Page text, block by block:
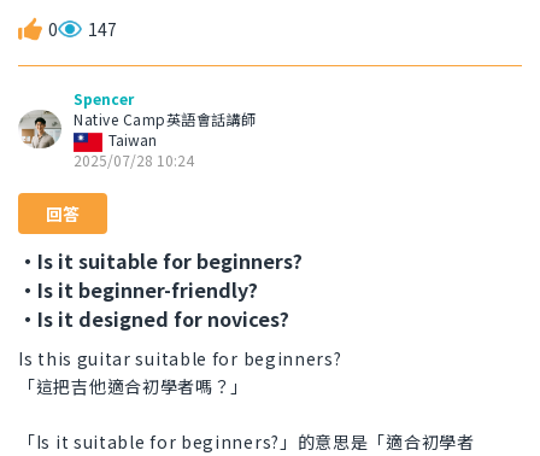
0 147
Spencer
Native Camp英語會話講師
Taiwan
2025/07/28 10:24
回答
・Is it suitable for beginners?
・Is it beginner-friendly?
・Is it designed for novices?
Is this guitar suitable for beginners?
「這把吉他適合初學者嗎？」
「Is it suitable for beginners?」的意思是「適合初學者